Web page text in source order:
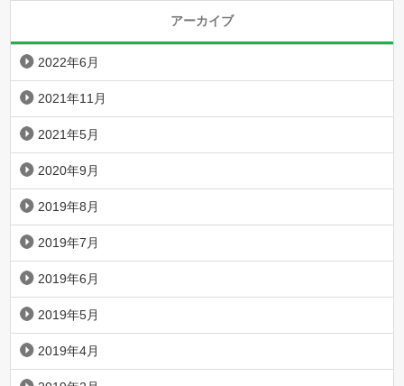
アーカイブ
2022年6月
2021年11月
2021年5月
2020年9月
2019年8月
2019年7月
2019年6月
2019年5月
2019年4月